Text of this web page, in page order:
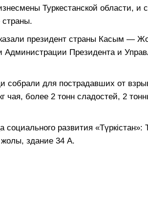
Туркестанской области, и
президент страны Касым —
Администрации Президента и
собрали для пострадавших от
чая, более 2 тонн сладостей, 2
развития «Түркістан»:
жолы, здание 34 А.